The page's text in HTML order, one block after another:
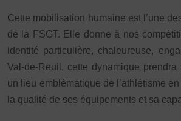
Autres sports Nautiques Badminton
Boules lyonnaises E-sport Echecs
Gymnastique Joutes nautiques Judo
L’activité Bébé et parent dans l’eau
Multi-activités Natation
Cette mobilisation humaine est l’une
de la FSGT. Elle donne à nos
identité particulière, chaleureuse,
Val-de-Reuil, cette dynamique
un lieu emblématique de l’athlétisme
la qualité de ses équipements et sa